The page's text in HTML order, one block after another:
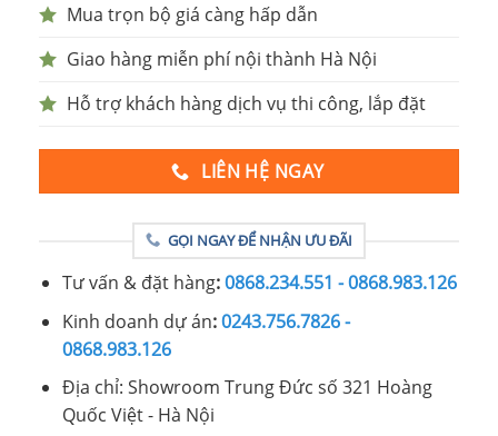
Mua trọn bộ giá càng hấp dẫn
Giao hàng miễn phí nội thành Hà Nội
Hỗ trợ khách hàng dịch vụ thi công, lắp đặt
LIÊN HỆ NGAY
GỌI NGAY ĐỂ NHẬN ƯU ĐÃI
Tư vấn & đặt hàng:0868.234.551 - 0868.983.126
Kinh doanh dự án:0243.756.7826 -
0868.983.126
Địa chỉ: Showroom Trung Đức số 321 Hoàng
Quốc Việt - Hà Nội